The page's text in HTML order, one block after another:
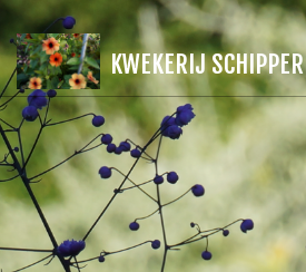
KWEKERIJ SCHIPPER